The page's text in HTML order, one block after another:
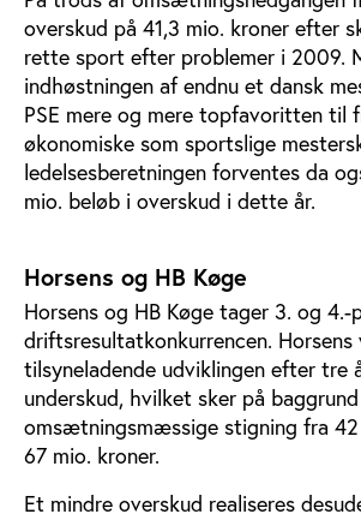
overskud på 41,3 mio. kroner efter
rette sport efter problemer i 2009.
indhøstningen af endnu et dansk
PSE mere og mere topfavoritten til
økonomiske som sportslige
ledelsesberetningen forventes da
mio. beløb i overskud i dette år.
Horsens og HB Køge
Horsens og HB Køge tager 3. og 4.-
driftsresultatkonkurrencen. Horsens
tilsyneladende udviklingen efter tre
underskud, hvilket sker på
omsætningsmæssige stigning fra
67 mio. kroner.
Et mindre overskud realiseres